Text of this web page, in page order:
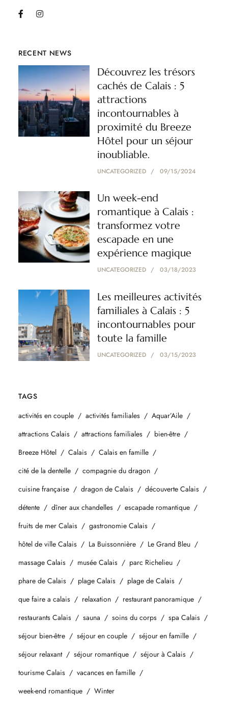
RECENT NEWS
Découvrez les trésors
cachés de Calais : 5
attractions
incontournables à
proximité du Breeze
Hôtel pour un séjour
inoubliable.
UNCATEGORIZED 09/15/2024
Un week-end
romantique à Calais :
transformez votre
escapade en une
expérience magique
UNCATEGORIZED 03/18/2023
Les meilleures activités
familiales à Calais : 5
incontournables pour
toute la famille
UNCATEGORIZED 03/15/2023
TAGS
activités en couple
activités familiales
Aquar’Aile
attractions Calais
attractions familiales
bien-être
Breeze Hôtel
Calais
Calais en famille
cité de la dentelle
compagnie du dragon
cuisine française
dragon de Calais
découverte Calais
détente
dîner aux chandelles
escapade romantique
fruits de mer Calais
gastronomie Calais
hôtel de ville Calais
La Buissonnière
Le Grand Bleu
massage Calais
musée Calais
parc Richelieu
phare de Calais
plage Calais
plage de Calais
que faire a calais
relaxation
restaurant panoramique
restaurants Calais
sauna soins du corps
spa Calais
séjour bien-être
séjour en couple
séjour en famille
séjour relaxant
séjour romantique
séjour à Calais
tourisme Calais
vacances en famille
week-end romantique
Winter